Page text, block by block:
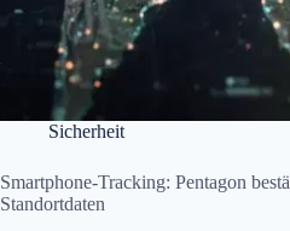
Sicherheit
Smartphone-Tracking: Pentagon
Standortdaten